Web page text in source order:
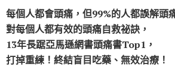
每個人都會頭痛，但99%的人都誤解頭
對每個人都有效的頭痛自救祕訣，
13年長踞亞馬遜網書頭痛書Top1，
打掉重練！終結盲目吃藥、無效治療！